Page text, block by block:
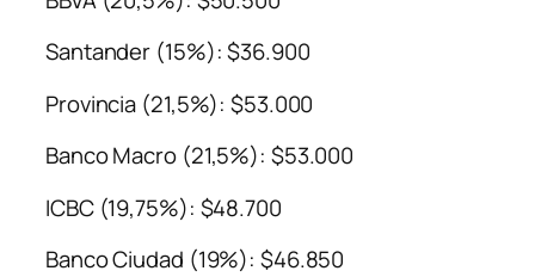
Santander (15%): $36.900
Provincia (21,5%): $53.000
Banco Macro (21,5%): $53.000
ICBC (19,75%): $48.700
Banco Ciudad (19%): $46.850